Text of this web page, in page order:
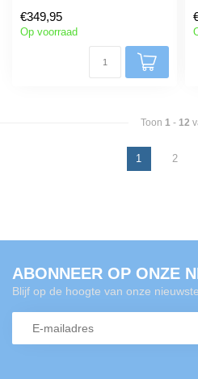
€349,95
Op voorraad
Toon 1 - 12
1 2
ABONNEER OP ONZE
Blijf op de hoogte van onze